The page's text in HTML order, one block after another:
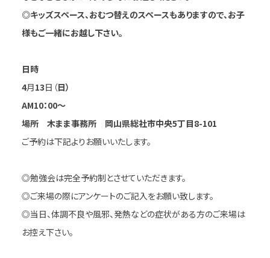
◎キッズスペース、おむつ替えのスペースもありますので、お子
様もご一緒にお越し下さい。
日時
4月13日（日）
AM10：00～
場所 木まま事務所 岡山県総社市中央5丁目8-101
ご予約は下記よりお願いいたします。
◎勉強会は完全予約制とさせていただきます。
◎ご来場の際にアンケートのご記入をお願い致します。
◎当日、体調不良や風邪、発熱などの症状がある方のご来場は
お控え下さい。